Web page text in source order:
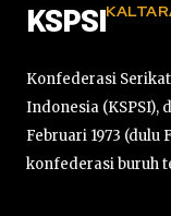
KSPSI
Konfederasi
Indonesia (KSPSI),
Februari 1973 (dulu
konfederasi buruh